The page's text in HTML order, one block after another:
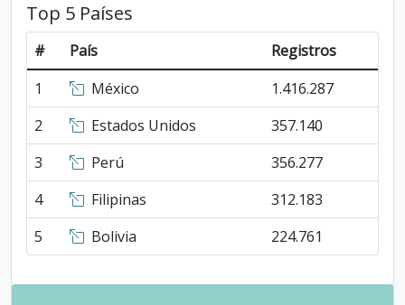
Top 5 Países
# País
Registros
1
México
1.416.287
2
Estados Unidos
357.140
3
Perú
356.277
4
Filipinas
312.183
5
Bolivia 224.761